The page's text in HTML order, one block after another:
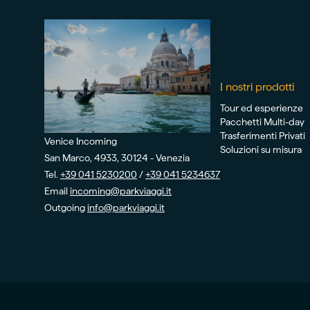
Venice Incoming
San Marco, 4933, 30124 - Venezia
Tel. +39 041 5230200 /+39 041 5234637
Emailincoming@parkviaggi.it
Outgoinginfo@parkviaggi.it
I nostri prodotti
Tour ed esperienze
Pacchetti Multi-day
Trasferimenti Privati
Soluzioni su misura